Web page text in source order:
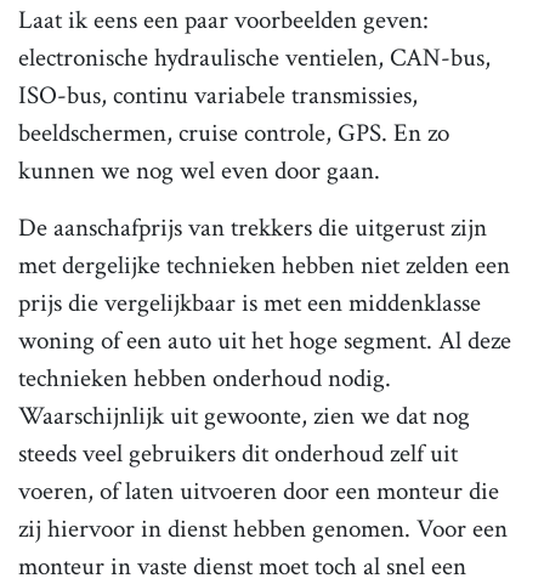
Laat ik eens een paar voorbeelden geven:
electronische hydraulische ventielen, CAN-bus,
ISO-bus, continu variabele transmissies,
beeldschermen, cruise controle, GPS. En zo
kunnen we nog wel even door gaan.
De aanschafprijs van trekkers die uitgerust zijn
met dergelijke technieken hebben niet zelden een
prijs die vergelijkbaar is met een middenklasse
woning of een auto uit het hoge segment. Al deze
technieken hebben onderhoud nodig.
Waarschijnlijk uit gewoonte, zien we dat nog
steeds veel gebruikers dit onderhoud zelf uit
voeren, of laten uitvoeren door een monteur die
zij hiervoor in dienst hebben genomen. Voor een
monteur in vaste dienst moet toch al snel een